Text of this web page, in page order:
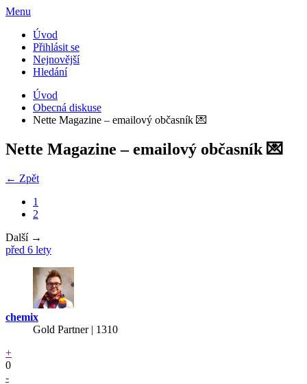
Menu
Úvod
Přihlásit se
Nejnovější
Hledání
Úvod
Obecná diskuse
Nette Magazine – emailový občasník 💌
Nette Magazine – emailový občasník 💌
← Zpět
1
2
Další →
před 6 lety
chemix
Gold Partner| 1310
+
0
-